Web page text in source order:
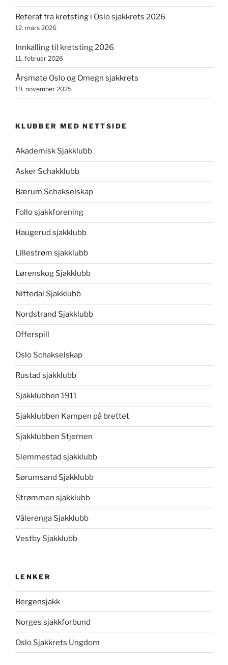
Referat fra kretsting i Oslo sjakkrets 2026
12. mars 2026
Innkalling til kretsting 2026
11. februar 2026
Årsmøte Oslo og Omegn sjakkrets
19. november 2025
KLUBBER MED NETTSIDE
Akademisk Sjakklubb
Asker Schakklubb
Bærum Schakselskap
Follo sjakkforening
Haugerud sjakklubb
Lillestrøm sjakklubb
Lørenskog Sjakklubb
Nittedal Sjakklubb
Nordstrand Sjakklubb
Offerspill
Oslo Schakselskap
Rustad sjakklubb
Sjakklubben 1911
Sjakklubben Kampen på brettet
Sjakklubben Stjernen
Slemmestad sjakklubb
Sørumsand Sjakklubb
Strømmen sjakklubb
Vålerenga Sjakklubb
Vestby Sjakklubb
LENKER
Bergensjakk
Norges sjakkforbund
Oslo Sjakkrets Ungdom